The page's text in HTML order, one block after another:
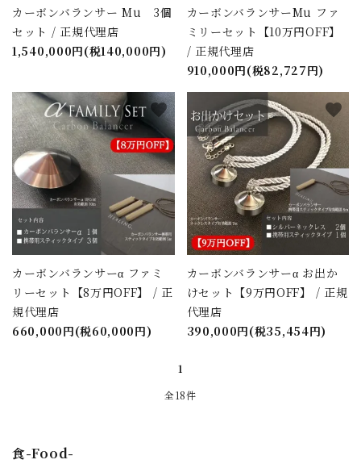
カーボンバランサー Mu 3個
セット / 正規代理店
1,540,000円(税140,000円)
カーボンバランサーMu ファ
ミリーセット【10万円OFF】
/ 正規代理店
910,000円(税82,727円)
カーボンバランサーα ファミ
リーセット【8万円OFF】 / 正
規代理店
660,000円(税60,000円)
favorite
カーボンバランサーα お出か
けセット【9万円OFF】 / 正規
代理店
390,000円(税35,454円)
favorite
1
全18件
食-Food-